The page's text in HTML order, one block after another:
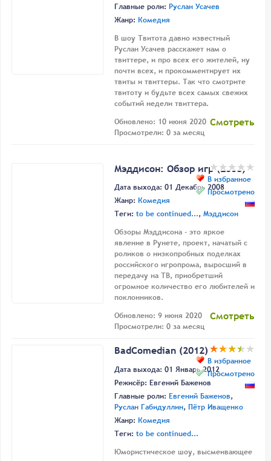
Главные роли: Руслан Усачев
Жанр: Комедия
В шоу Твитота давно известный
Руслан Усачев расскажет нам о
твиттере, и про всех его жителей, ну
почти всех, и прокомментирует их
твиты и твиттеры. Так что смотрите
твитоту и будьте всех самых свежих
событий недели твиттера.
Обновлено: 10 июня 2020
Просмотрели: 0 за месяц
Смотреть
В избранное
Просмотрено
Мэддисон: Обзор игр (2008)
Дата выхода: 01 Декабрь 2008
Жанр: Комедия
Теги: to be continued..., Мэддисон
Обзоры Мэддисона - это яркое
явление в Рунете, проект, начатый с
роликов о низкопробных поделках
российского игропрома, выросший в
передачу на ТВ, приобретший
огромное количество его любителей и
поклонников.
Обновлено: 9 июня 2020
Просмотрели: 0 за месяц
Смотреть
В избранное
Просмотрено
BadComedian (2012)
Дата выхода: 01 Январь 2012
Режисёр: Евгений Баженов
Главные роли: Евгений Баженов,
Руслан Габидуллин, Пётр Иващенко
Жанр: Комедия
Теги: to be continued...
Юмористическое шоу, высмеивающее